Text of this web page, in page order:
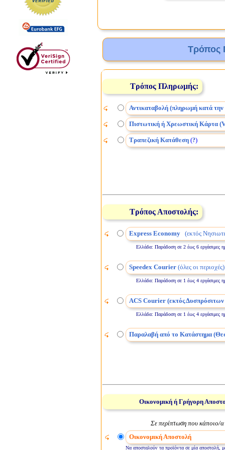
Τρόπος
Τρόπος Πληρωμής:
Αντικαταβολή (πληρωμή κατά
Πιστωτική ή Χρεωστική Κάρτα
Τραπεζική Κατάθεση(?)
Τρόπος Αποστολής:
Express Economy(εκτός
Ελλάδα: Παράδοση σε 2 έως 6 εργάσιμες
Speedex Courier(όλες οι περιοχές)
Ελλάδα: Παράδοση σε 1 έως 4 εργάσιμες
ACS Courier (εκτός
Ελλάδα: Παράδοση σε 1 έως 4 εργάσιμες
Παραλαβή από το Κατάστημα
Οικονομική ή Γρήγορη
Σε περίπτωση που κάποιο/α
Οικονομική Αποστολή
Να αποσταλούν τα προϊόντα σε μία αποστολή,